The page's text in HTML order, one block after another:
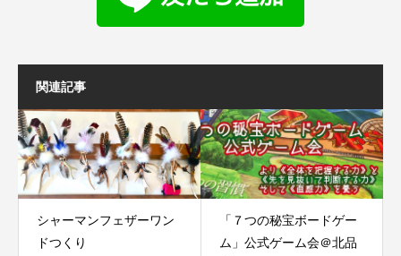
関連記事
シャーマンフェザーワン
ドつくり
「７つの秘宝ボードゲー
ム」公式ゲーム会＠北品